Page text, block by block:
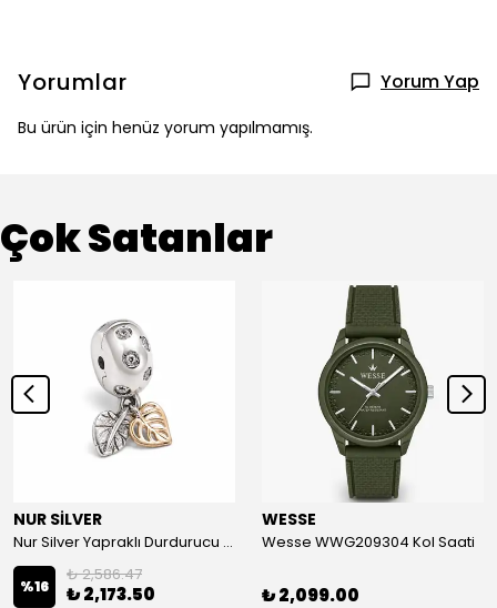
Yorumlar Yorum Yap
Bu ürün için henüz yorum yapılmamış.
Çok Satanlar
NUR SİLVER
Nur Silver Yapraklı Durdurucu Gümüş Charm - NUR-CM00501
%16
₺ 2,586.47
₺ 2,173.50
WESSE
Wesse WWG209304 Kol Saati
₺ 2,099.00